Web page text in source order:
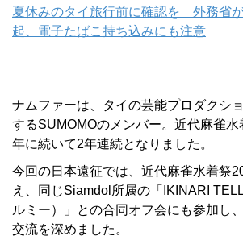
夏休みのタイ旅行前に確認を 外務省
起、電子たばこ持ち込みにも注意
ナムファーは、タイの芸能プロダクシ
するSUMOMOのメンバー。近代麻雀
年に続いて2年連続となりました。
今回の日本遠征では、近代麻雀水着祭
え、同じSiamdol所属の「IKINARI
ルミー）」との合同オフ会にも参加し
交流を深めました。